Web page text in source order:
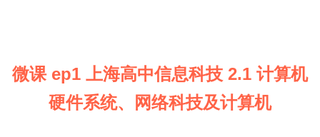
微课 ep1 上海高中信息科技 2.1 计算机
硬件系统、网络科技及计算机